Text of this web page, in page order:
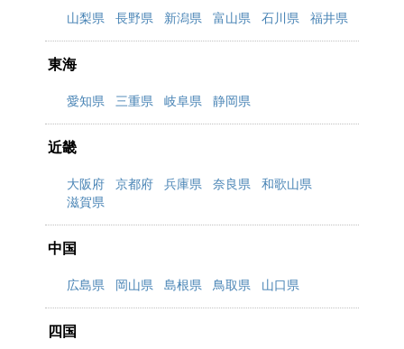
山梨県 長野県 新潟県 富山県 石川県 福井県
東海
愛知県 三重県 岐阜県 静岡県
近畿
大阪府 京都府 兵庫県 奈良県
和歌山県
滋賀県
中国
広島県 岡山県 島根県 鳥取県 山口県
四国